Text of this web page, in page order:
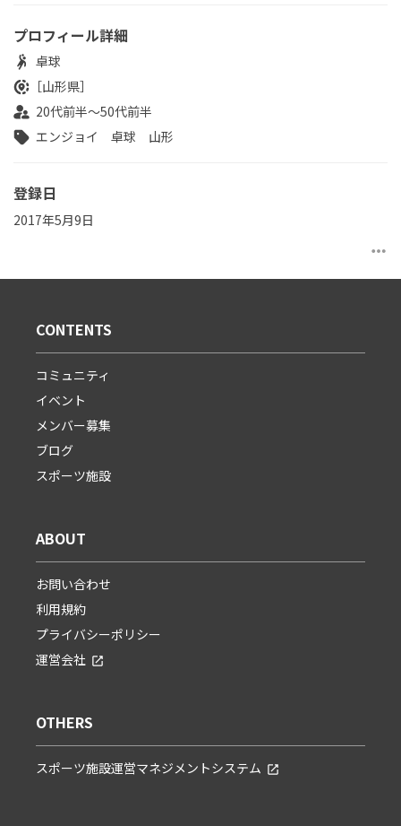
プロフィール詳細
卓球
［山形県］
20代前半～50代前半
エンジョイ
卓球 山形
登録日
2017年5月9日
more_horiz
CONTENTS
コミュニティ
イベント
メンバー募集
ブログ
スポーツ施設
ABOUT
お問い合わせ
利用規約
プライバシーポリシー
運営会社
OTHERS
スポーツ施設運営マネジメントシステム